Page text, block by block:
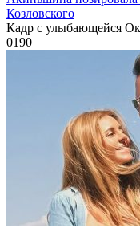
Козловского
Кадр с улыбающейся
0190